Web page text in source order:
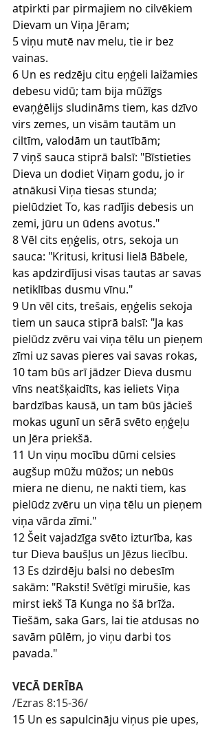
atpirkti par pirmajiem no cilvēkiem
Dievam un Viņa Jēram;
5 viņu mutē nav melu, tie ir bez
vainas.
6 Un es redzēju citu eņģeli laižamies
debesu vidū; tam bija mūžīgs
evaņģēlijs sludināms tiem, kas dzīvo
virs zemes, un visām tautām un
ciltīm, valodām un tautībām;
7 viņš sauca stiprā balsī: "Bīstieties
Dieva un dodiet Viņam godu, jo ir
atnākusi Viņa tiesas stunda;
pielūdziet To, kas radījis debesis un
zemi, jūru un ūdens avotus."
8 Vēl cits eņģelis, otrs, sekoja un
sauca: "Kritusi, kritusi lielā Bābele,
kas apdzirdījusi visas tautas ar savas
netiklības dusmu vīnu."
9 Un vēl cits, trešais, eņģelis sekoja
tiem un sauca stiprā balsī: "Ja kas
pielūdz zvēru vai viņa tēlu un pieņem
zīmi uz savas pieres vai savas rokas,
10 tam būs arī jādzer Dieva dusmu
vīns neatšķaidīts, kas ieliets Viņa
bardzības kausā, un tam būs jācieš
mokas ugunī un sērā svēto eņģeļu
un Jēra priekšā.
11 Un viņu mocību dūmi celsies
augšup mūžu mūžos; un nebūs
miera ne dienu, ne nakti tiem, kas
pielūdz zvēru un viņa tēlu un pieņem
viņa vārda zīmi."
12 Šeit vajadzīga svēto izturība, kas
tur Dieva baušļus un Jēzus liecību.
13 Es dzirdēju balsi no debesīm
sakām: "Raksti! Svētīgi mirušie, kas
mirst iekš Tā Kunga no šā brīža.
Tiešām, saka Gars, lai tie atdusas no
savām pūlēm, jo viņu darbi tos
pavada."
VECĀ DERĪBA
/Ezras 8:15-36/
15 Un es sapulcināju viņus pie upes,